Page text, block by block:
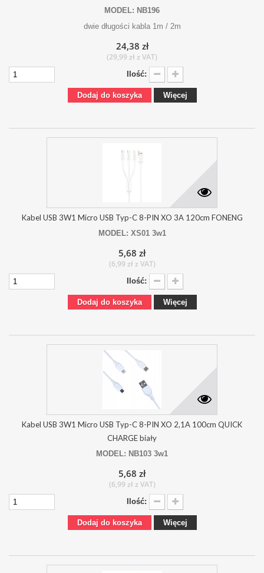
MODEL: NB196
dwie długości kabla 1m / 2m
24,38 zł
(29,99 zł z VAT)
Ilość:
Dodaj do koszyka Więcej
Kabel USB 3W1 Micro USB Typ-C 8-PIN XO 3A 120cm FONENG
MODEL: XS01 3w1
5,68 zł
(6,99 zł z VAT)
Ilość:
Dodaj do koszyka Więcej
Kabel USB 3W1 Micro USB Typ-C 8-PIN XO 2,1A 100cm QUICK
CHARGE biały
MODEL: NB103 3w1
5,68 zł
(6,99 zł z VAT)
Ilość:
Dodaj do koszyka Więcej